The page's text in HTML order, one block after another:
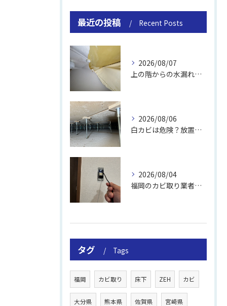
最近の投稿 Recent Posts
2026/08/07
上の階からの水漏れでカビ｜対処法と業者
2026/08/06
白カビは危険？放置のリスクと取り方
2026/08/04
福岡のカビ取り業者おすすめの選び方と費用
タグ Tags
福岡 カビ取り 床下 ZEH カビ
大分県 熊本県 佐賀県 宮崎県